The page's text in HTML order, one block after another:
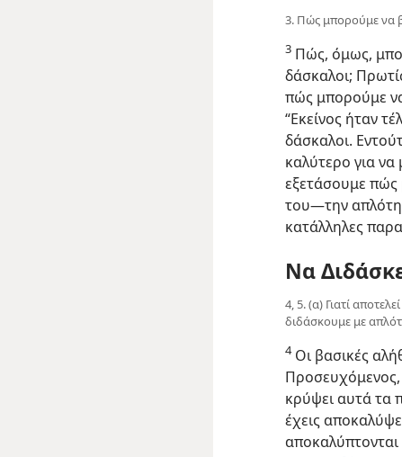
3. Πώς μπορούμε να
3 Πώς, όμως,
δάσκαλοι;
πώς μπορούμε
“Εκείνος ήταν
δάσκαλοι.
καλύτερο για
εξετάσουμε πώς
του​—την
κατάλληλες
Να
4, 5. (α) Γιατί
διδάσκουμε με
4Οι βασικές
Προσευχόμενος,
κρύψει αυτά τα
έχεις
αποκαλύπτονται